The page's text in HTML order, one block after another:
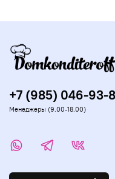
+7 (985) 046-93-
Менеджеры (9.00-18.00)